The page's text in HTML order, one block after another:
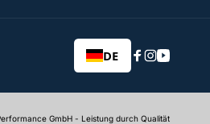
DE
Facebook
Instagram
GmbH - Leistung durch Qualität